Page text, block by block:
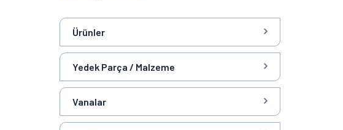
Ürünler
Yedek Parça / Malzeme
Vanalar